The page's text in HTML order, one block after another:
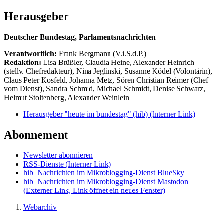
Herausgeber
Deutscher Bundestag, Parlamentsnachrichten
Verantwortlich: Frank Bergmann (V.i.S.d.P.)
Redaktion: Lisa Brüßler, Claudia Heine, Alexander Heinrich
(stellv. Chefredakteur), Nina Jeglinski, Susanne Ködel (Volontärin),
Claus Peter Kosfeld, Johanna Metz, Sören Christian Reimer (Chef
vom Dienst), Sandra Schmid, Michael Schmidt, Denise Schwarz,
Helmut Stoltenberg, Alexander Weinlein
Herausgeber "heute im bundestag" (hib) (Interner Link)
Abonnement
Newsletter abonnieren
RSS-Dienste (Interner Link)
hib_Nachrichten im Mikroblogging-Dienst BlueSky
hib_Nachrichten im Mikroblogging-Dienst Mastodon
(Externer Link, Link öffnet ein neues Fenster)
Webarchiv